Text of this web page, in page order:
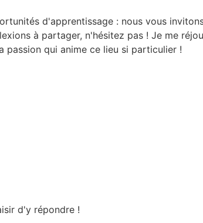
d'apprentissage : nous vous
à partager, n'hésitez pas ! Je me
qui anime ce lieu si particulier !
d'y répondre !